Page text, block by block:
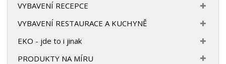
VYBAVENÍ RECEPCE
VYBAVENÍ RESTAURACE A KUCHYNĚ
EKO - jde to i jinak
PRODUKTY NA MÍRU